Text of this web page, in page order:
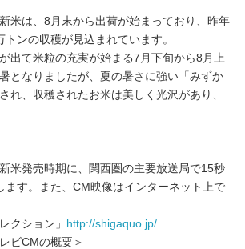
米は、8月末から出荷が始まっており、昨年
ンの収穫が見込まれています。
出て米粒の充実が始まる7月下旬から8月上
となりましたが、夏の暑さに強い「みずか
れ、収穫されたお米は美しく光沢があり、
米発売時期に、関西圏の主要放送局で15秒
ます。また、CM映像はインターネット上で
クション」
http://shigaquo.jp/
ビCMの概要＞